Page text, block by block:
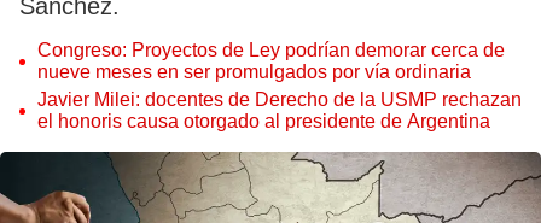
Sánchez.
Congreso: Proyectos de Ley podrían demorar cerca de
nueve meses en ser promulgados por vía ordinaria
Javier Milei: docentes de Derecho de la USMP rechazan
el honoris causa otorgado al presidente de Argentina